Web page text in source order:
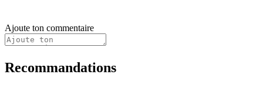
Ajoute ton commentaire
Recommandations